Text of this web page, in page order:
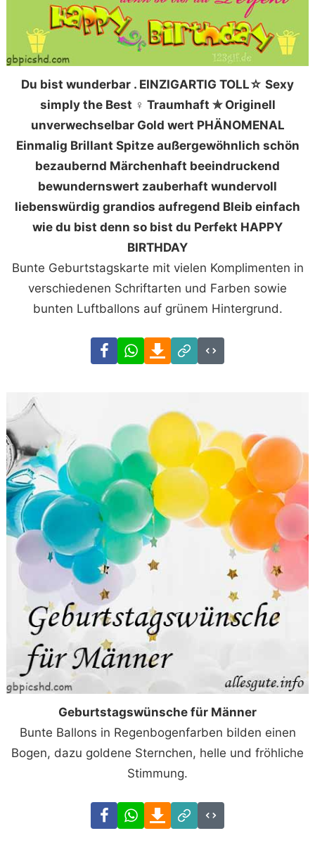
Du bist wunderbar . EINZIGARTIG TOLL☆ Sexy
simply the Best ♀ Traumhaft ✯ Originell
unverwechselbar Gold wert PHÄNOMENAL
Einmalig Brillant Spitze außergewöhnlich schön
bezaubernd Märchenhaft beeindruckend
bewundernswert zauberhaft wundervoll
liebenswürdig grandios aufregend Bleib einfach
wie du bist denn so bist du Perfekt HAPPY
BIRTHDAY
Bunte Geburtstagskarte mit vielen Komplimenten in
verschiedenen Schriftarten und Farben sowie
bunten Luftballons auf grünem Hintergrund.
FacebookWhatsAppDownload
Link
Code
Geburtstagswünsche für Männer
Bunte Ballons in Regenbogenfarben bilden einen
Bogen, dazu goldene Sternchen, helle und fröhliche
Stimmung.
FacebookWhatsAppDownload
Link
Code